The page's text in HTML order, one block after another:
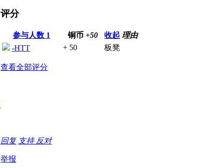
评分
参与人数 1 铜币 +50 收起 理由
-HTT
+ 50 板凳
查看全部评分
回复 支持 反对
举报